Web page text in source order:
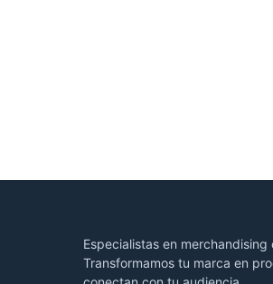
Especialistas en
Transformamos tu marca en